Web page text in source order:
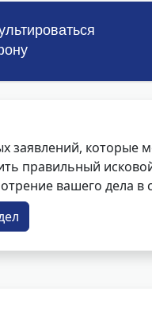
заявлений, которые
правильный
вашего дела в